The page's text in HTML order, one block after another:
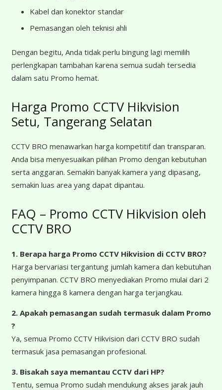
Kabel dan konektor standar
Pemasangan oleh teknisi ahli
Dengan begitu, Anda tidak perlu bingung lagi memilih
perlengkapan tambahan karena semua sudah tersedia
dalam satu Promo hemat.
Harga Promo CCTV Hikvision
Setu, Tangerang Selatan
CCTV BRO menawarkan harga kompetitif dan transparan.
Anda bisa menyesuaikan pilihan Promo dengan kebutuhan
serta anggaran. Semakin banyak kamera yang dipasang,
semakin luas area yang dapat dipantau.
FAQ – Promo CCTV Hikvision oleh
CCTV BRO
1. Berapa harga Promo CCTV Hikvision di CCTV BRO?
Harga bervariasi tergantung jumlah kamera dan kebutuhan
penyimpanan. CCTV BRO menyediakan Promo mulai dari 2
kamera hingga 8 kamera dengan harga terjangkau.
2. Apakah pemasangan sudah termasuk dalam Promo
?
Ya, semua Promo CCTV Hikvision dari CCTV BRO sudah
termasuk jasa pemasangan profesional.
3. Bisakah saya memantau CCTV dari HP?
Tentu, semua Promo sudah mendukung akses jarak jauh